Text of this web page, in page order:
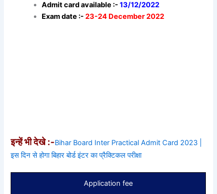
Admit card available :- 13/12/2022
Exam date :- 23-24 December 2022
इन्हें भी देखे :-Bihar Board Inter Practical Admit Card 2023 |
इस दिन से होगा बिहार बोर्ड इंटर का प्रैक्टिकल परीक्षा
Application fee